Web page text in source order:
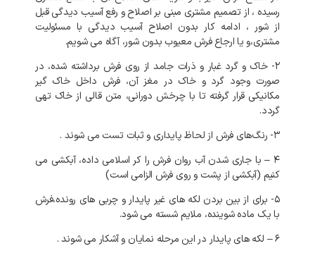
رسیده ، از تصمیم مشتری مبنی بر اصلاح و رفع آسیب دیدگی قبل
از شور ، ادامه کار بدون اصلاح آسیب دیدگی با مسئولیت
مشتری،و یا ارجاع فرش معیوب بدون شور، آگاه می شویم.
۲- خاک و گرد غبار و ذرات جامد از روی فرش برداشته شده، در
صورت وجود گرد و خاک در مغز آن، فرش داخل خاک گیر
مکانیکی قرار گرفته تا با چرخش دورانی، متن قالی از خاک تهی
گردد.
۳- رنگ‌های فرش از لحاظ پایداری و ثبات تست می شوند .
۴ – با جاری شدن آب روان فرش را کر اسلامی داده، آبکشی می
کنیم (آبکشی از پشت و روی فرش الزامی است)
۵- برای از بین بردن لکه های غیر پایدار و چربی های رونده،فرش
با یک ماده شوینده، ملایم شسته می شود.
۶ – لکه های پایدار در این مرحله نمایان و آشکار می شوند .